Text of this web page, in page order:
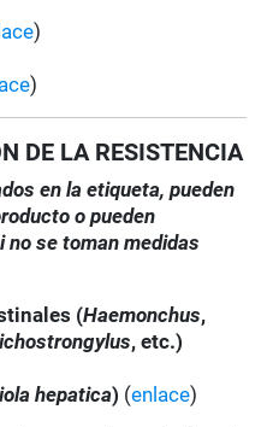
)
)
DE LA RESISTENCIA
en la etiqueta, pueden
o pueden
se toman medidas
(Haemonchus,
, etc.)
hepatica) (enlace)